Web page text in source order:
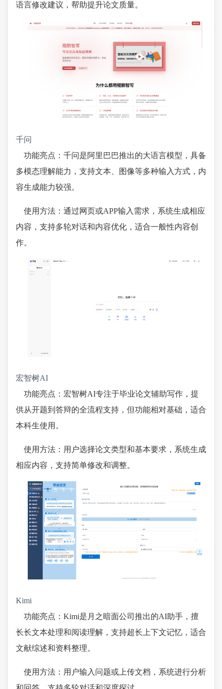
语言修改建议，帮助提升论文质量。
千问
功能亮点：千问是阿里巴巴推出的大语言模型，具备
多模态理解能力，支持文本、图像等多种输入方式，内
容生成能力较强。
使用方法：通过网页或APP输入需求，系统生成相应
内容，支持多轮对话和内容优化，适合一般性内容创
作。
宏智树AI
功能亮点：宏智树AI专注于毕业论文辅助写作，提
供从开题到答辩的全流程支持，但功能相对基础，适合
本科生使用。
使用方法：用户选择论文类型和基本要求，系统生成
相应内容，支持简单修改和调整。
Kimi
功能亮点：Kimi是月之暗面公司推出的AI助手，擅
长长文本处理和阅读理解，支持超长上下文记忆，适合
文献综述和资料整理。
使用方法：用户输入问题或上传文档，系统进行分析